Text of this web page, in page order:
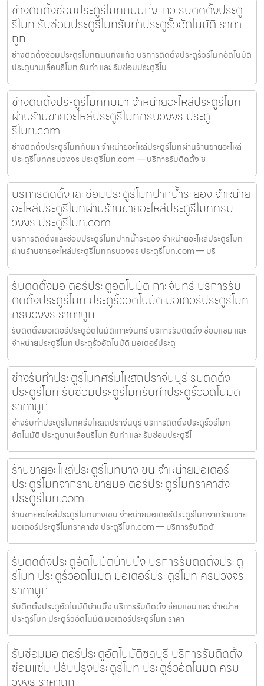
ช่างติดตั้งซ่อมประตูรีโมทถนนกิ่งแก้ว รับติดตั้งประตู
รีโมท รับซ่อมประตูรีโมทรับทำประตูรั้วอัตโนมัติ ราคา
ถูก
ช่างติดตั้งซ่อมประตูรีโมทถนนกิ่งแก้ว บริการติดตั้งประตูรั้วรีโมทอัตโนมัติ
ประตูบานเลื่อนรีโมท รับทำ และ รับซ่อมประตูรีโม
ช่างติดตั้งประตูรีโมททับมา จำหน่ายอะไหล่ประตูรีโมท
ผ่านร้านขายอะไหล่ประตูรีโมทครบวงจร ประตู
รีโมท.com
ช่างติดตั้งประตูรีโมททับมา จำหน่ายอะไหล่ประตูรีโมทผ่านร้านขายอะไหล่
ประตูรีโมทครบวงจร ประตูรีโมท.com — บริการรับติดตั้ง ซ
บริการติดตั้งและซ่อมประตูรีโมทปากน้ำระยอง จำหน่าย
อะไหล่ประตูรีโมทผ่านร้านขายอะไหล่ประตูรีโมทครบ
วงจร ประตูรีโมท.com
บริการติดตั้งและซ่อมประตูรีโมทปากน้ำระยอง จำหน่ายอะไหล่ประตูรีโมท
ผ่านร้านขายอะไหล่ประตูรีโมทครบวงจร ประตูรีโมท.com — บริ
รับติดตั้งมอเตอร์ประตูอัตโนมัติเกาะจันทร์ บริการรับ
ติดตั้งประตูรีโมท ประตูรั้วอัตโนมัติ มอเตอร์ประตูรีโมท
ครบวงจร ราคาถูก
รับติดตั้งมอเตอร์ประตูอัตโนมัติเกาะจันทร์ บริการรับติดตั้ง ซ่อมแซม และ
จำหน่ายประตูรีโมท ประตูรั้วอัตโนมัติ มอเตอร์ประตู
ช่างรับทำประตูรีโมทศรีมโหสถปราจีนบุรี รับติดตั้ง
ประตูรีโมท รับซ่อมประตูรีโมทรับทำประตูรั้วอัตโนมัติ
ราคาถูก
ช่างรับทำประตูรีโมทศรีมโหสถปราจีนบุรี บริการติดตั้งประตูรั้วรีโมท
อัตโนมัติ ประตูบานเลื่อนรีโมท รับทำ และ รับซ่อมประตูรีโ
ร้านขายอะไหล่ประตูรีโมทบางเขน จำหน่ายมอเตอร์
ประตูรีโมทจากร้านขายมอเตอร์ประตูรีโมทราคาส่ง
ประตูรีโมท.com
ร้านขายอะไหล่ประตูรีโมทบางเขน จำหน่ายมอเตอร์ประตูรีโมทจากร้านขาย
มอเตอร์ประตูรีโมทราคาส่ง ประตูรีโมท.com — บริการรับติดตั
รับติดตั้งประตูอัตโนมัติบ้านบึง บริการรับติดตั้งประตู
รีโมท ประตูรั้วอัตโนมัติ มอเตอร์ประตูรีโมท ครบวงจร
ราคาถูก
รับติดตั้งประตูอัตโนมัติบ้านบึง บริการรับติดตั้ง ซ่อมแซม และ จำหน่าย
ประตูรีโมท ประตูรั้วอัตโนมัติ มอเตอร์ประตูรีโมท ราคา
รับซ่อมมอเตอร์ประตูอัตโนมัติชลบุรี บริการรับติดตั้ง
ซ่อมแซ่ม ปรับปรุงประตูรีโมท ประตูรั้วอัตโนมัติ ครบ
วงจร ราคาถูก